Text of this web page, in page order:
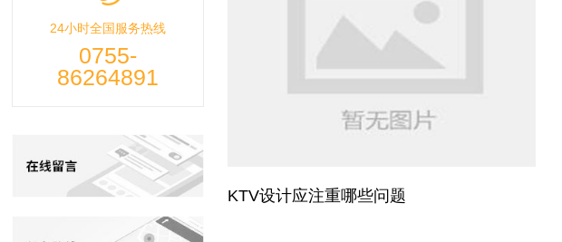
24小时全国服务热线
0755-
86264891
KTV设计应注重哪些问题